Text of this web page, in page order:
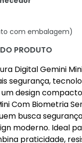
com embalagem)
PRODUTO
Digital Gemini
segurança,
design
Com Biometria
busca
moderno. Ideal
praticidade,